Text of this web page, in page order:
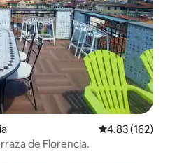
Calificación
4.83 (162)
de Florencia.